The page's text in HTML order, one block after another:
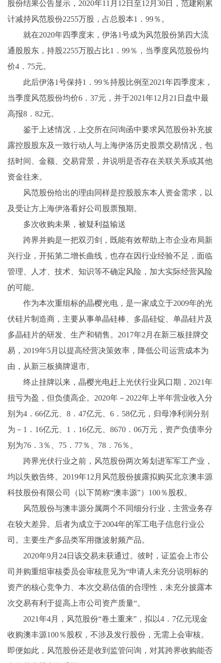
股份结果公告显示，2020年11月12日至12月30日，范建刚累
计减持风范股份2255万股，占总股本1．99％。
就在2020年四季度末，伊洛1号成为风范股份第四大流
通股股东，持股2255万股占比1．99％，当季度风范股份均
价4．75元。
此后伊洛1号保持1．99％持股比例至2021年四季度末，
当季度风范股份均价6．37元，并于2021年12月21日盘中最
高报8．82元。
鉴于上述情况，上交所在问询函中要求风范股份补充披
露控股股东及一致行动人与上海伊洛历史股票交易情况，包
括时间、金额、交易背景，并说明是否存在关联关系或其他
资金往来。
风范股份给出的理由同样是控股股东本人资金需求，以
及受让方上海伊洛看好公司股票预期。
多次收购未果，被疑利益输送
跨界并购是一把双刃剑，既能有效帮助上市企业布局新
兴行业，开拓第二增长曲线，也存在因行业经验不足，面临
管理、人才、技术、知识等不确定风险，加大实际经营风险
的可能。
作为本次重组标的晶樱光电，是一家成立于2009年的光
伏硅片制造商，主要从事单晶硅棒、多晶硅锭、单晶硅片及
多晶硅片的研发、生产和销售。2017年2月在新三板挂牌交
易，2019年5月以提高经营决策效率，降低公司运营成本为
由，从新三板摘牌退市。
终止挂牌以来，晶樱光电赶上光伏行业风口期，2021年
扭亏为盈，但负债高企。2020年－2022年上半年营业收入分
别为4．66亿元、8．47亿元、6．58亿元，归母净利润分别
为－1．16亿元、1．16亿元、8670．06万元，资产负债率分
别为76．3％、75．77％、78．76％。
跨界光伏行业之前，风范股份两次筹划进军军工产业，
均以失败告终。2019年12月风范股份披露拟购买北京澳丰源
科技股份有限公司（以下简称“澳丰源”）100％股权。
风范股份与澳丰源分属两个不同细分行业，主营业务存
在较大差异。后者为成立于2004年的军工电子信息行业公
司。主要生产多品类军用微波射频产品。
2020年9月24日该交易未获通过。彼时，证监会上市公
司并购重组审核委员会审核意见为“申请人未充分说明标的
资产的核心竞争力、本次交易估值的合理性，未充分披露本
次交易有利于提高上市公司资产质量“。
2021年4月，风范股份“卷土重来”，拟以4．7亿元现金
收购澳丰源100％股权，不涉及发行股份，无需上会审核。
即便如此，风范股份还是收到监管问询，对其跨界收购能否